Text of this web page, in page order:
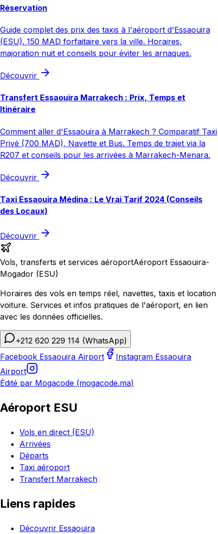
Réservation
Guide complet des prix des taxis à l'aéroport d'Essaouira
(ESU). 150 MAD forfaitaire vers la ville. Horaires,
majoration nuit et conseils pour éviter les arnaques.
Découvrir
Transfert Essaouira Marrakech : Prix, Temps et
Itinéraire
Comment aller d'Essaouira à Marrakech ? Comparatif Taxi
Privé (700 MAD), Navette et Bus. Temps de trajet via la
R207 et conseils pour les arrivées à Marrakech-Menara.
Découvrir
Taxi Essaouira Médina : Le Vrai Tarif 2024 (Conseils
des Locaux)
Découvrir
Vols, transferts et services aéroportAéroport Essaouira-
Mogador (ESU)
Horaires des vols en temps réel, navettes, taxis et location
voiture. Services et infos pratiques de l'aéroport, en lien
avec les données officielles.
+212 620 229 114 (WhatsApp)
Facebook Essaouira Airport
Instagram Essaouira
Airport
Édité par Mogacode (mogacode.ma)
Aéroport ESU
Vols en direct (ESU)
Arrivées
Départs
Taxi aéroport
Transfert Marrakech
Liens rapides
Découvrir Essaouira